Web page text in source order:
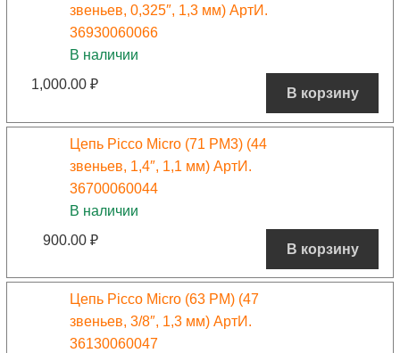
звеньев, 0,325″, 1,3 мм) АртИ.
36930060066
В наличии
1,000.00 ₽
В корзину
Цепь Picco Micro (71 PM3) (44
звеньев, 1,4″, 1,1 мм) АртИ.
36700060044
В наличии
900.00 ₽
В корзину
Цепь Picco Micro (63 PM) (47
звеньев, 3/8″, 1,3 мм) АртИ.
36130060047